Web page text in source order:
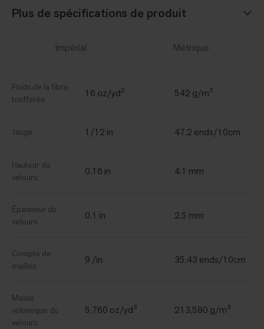
Plus de spécifications de produit
Impérial Métrique
Poids de la fibre
touffetée
16 oz/yd² 542 g/m²
Jauge 1/12 in 47.2 ends/10cm
Hauteur du
velours
0.16 in 4.1 mm
Épaisseur du
velours
0.1 in 2.5 mm
Compte de
mailles
9 /in 35.43 ends/10cm
Masse
volumique du
velours
5,760 oz/yd³ 213,580 g/m³